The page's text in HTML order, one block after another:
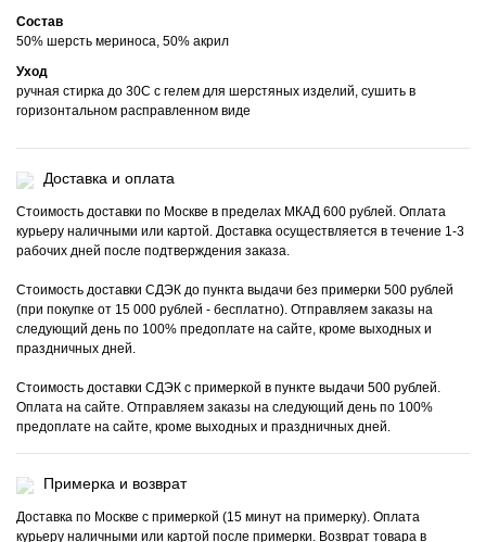
Состав
50% шерсть мериноса, 50% акрил
Уход
ручная стирка до 30С с гелем для шерстяных изделий, сушить в
горизонтальном расправленном виде
Доставка и оплата
Стоимость доставки по Москве в пределах МКАД 600 рублей. Оплата
курьеру наличными или картой. Доставка осуществляется в течение 1-3
рабочих дней после подтверждения заказа.
Стоимость доставки СДЭК до пункта выдачи без примерки 500 рублей
(при покупке от 15 000 рублей - бесплатно). Отправляем заказы на
следующий день по 100% предоплате на сайте, кроме выходных и
праздничных дней.
Стоимость доставки СДЭК с примеркой в пункте выдачи 500 рублей.
Оплата на сайте. Отправляем заказы на следующий день по 100%
предоплате на сайте, кроме выходных и праздничных дней.
Примерка и возврат
Доставка по Москве с примеркой (15 минут на примерку). Оплата
курьеру наличными или картой после примерки. Возврат товара в